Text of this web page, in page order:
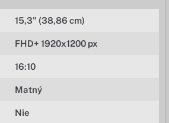
15,3" (38,86 cm)
FHD+ 1920x1200 px
16:10
Matný
Nie